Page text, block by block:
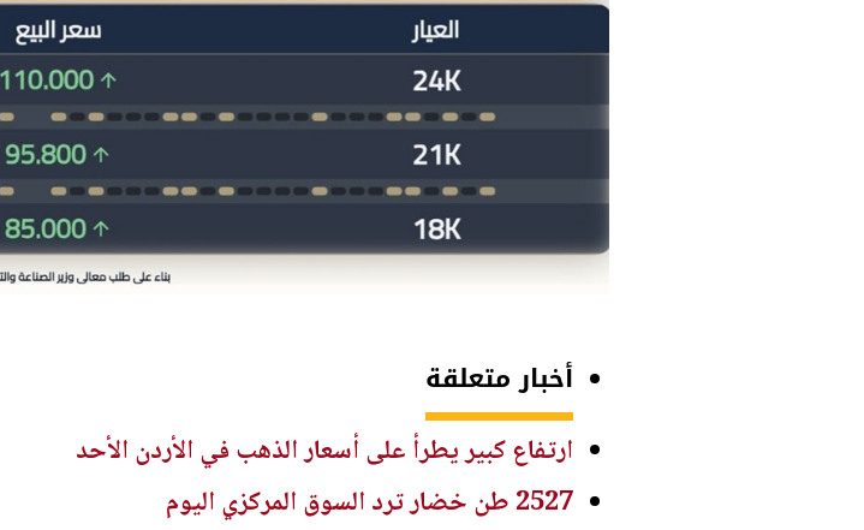
أخبار متعلقة
ارتفاع كبير يطرأ على أسعار الذهب في الأردن الأحد
2527 طن خضار ترد السوق المركزي اليوم